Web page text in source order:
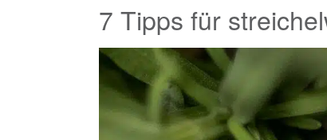
7 Tipps für